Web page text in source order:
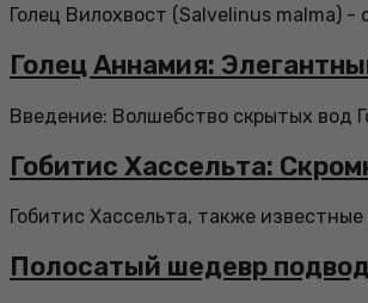
Голец Вилохвост (Salvelinus malma)
Голец Аннамия:
Введение: Волшебство скрытых вод
Гобитис Хассельта:
Гобитис Хассельта, также
Полосатый шедевр